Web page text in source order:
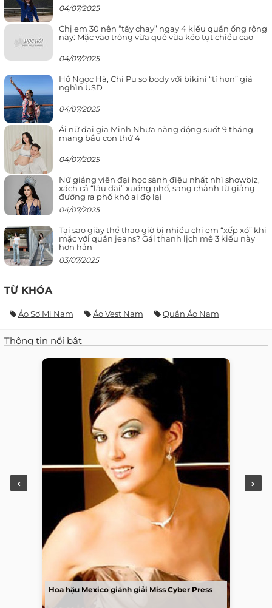
04/07/2025
Chị em 30 nên “tẩy chay” ngay 4 kiểu quần ống rộng
này: Mặc vào trông vừa quê vừa kéo tụt chiều cao
04/07/2025
Hồ Ngọc Hà, Chi Pu so body với bikini “tí hon” giá
nghìn USD
04/07/2025
Ái nữ đại gia Minh Nhựa năng động suốt 9 tháng
mang bầu con thứ 4
04/07/2025
Nữ giảng viên đại học sành điệu nhất nhì showbiz,
xách cả “lâu đài” xuống phố, sang chảnh từ giảng
đường ra phố khó ai đọ lại
04/07/2025
Tại sao giày thể thao giờ bị nhiều chị em “xếp xó” khi
mặc với quần jeans? Gái thanh lịch mê 3 kiểu này
hơn hẳn
03/07/2025
TỪ KHÓA
Áo Sơ Mi Nam Áo Vest Nam Quần Áo Nam
Thông tin nổi bật
Hoa hậu Mexico giành giải Miss Cyber Press